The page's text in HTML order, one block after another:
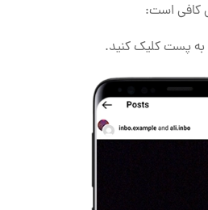
کافی است: